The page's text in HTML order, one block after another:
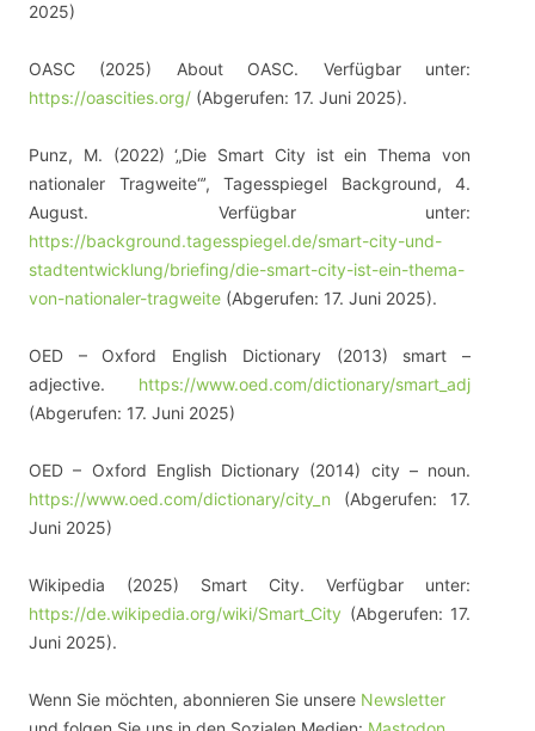
2025)
OASC (2025) About OASC. Verfügbar unter:
https://oascities.org/ (Abgerufen: 17. Juni 2025).
Punz, M. (2022) ‘„Die Smart City ist ein Thema von
nationaler Tragweite“’, Tagesspiegel Background, 4.
August. Verfügbar unter:
https://background.tagesspiegel.de/smart-city-und-
stadtentwicklung/briefing/die-smart-city-ist-ein-thema-
von-nationaler-tragweite (Abgerufen: 17. Juni 2025).
OED – Oxford English Dictionary (2013) smart –
adjective. https://www.oed.com/dictionary/smart_adj
(Abgerufen: 17. Juni 2025)
OED – Oxford English Dictionary (2014) city – noun.
https://www.oed.com/dictionary/city_n (Abgerufen: 17.
Juni 2025)
Wikipedia (2025) Smart City. Verfügbar unter:
https://de.wikipedia.org/wiki/Smart_City (Abgerufen: 17.
Juni 2025).
Wenn Sie möchten, abonnieren Sie unsere Newsletter